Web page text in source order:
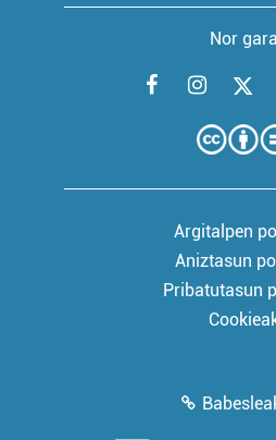
Nor gara
Argitalpen
Aniztasun
Pribatutasun